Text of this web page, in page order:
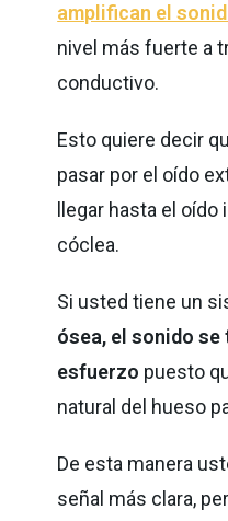
amplifican el
nivel más fuerte a
conductivo.
Esto quiere decir
pasar por el oído
llegar hasta el
cóclea.
Si usted tiene un
ósea, el sonido
esfuerzo puesto
natural del hueso
De esta manera
señal más clara,